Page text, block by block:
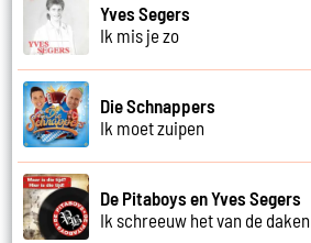
Yves Segers
Ik mis je zo
Die Schnappers
Ik moet zuipen
De Pitaboys en Yves Segers
Ik schreeuw het van de daken